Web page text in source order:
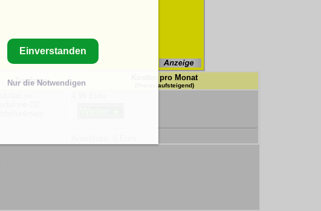
Zugänge: Kosten pro Monat
(Preise aufsteigend)
Einverstanden
Nur die Notwendigen